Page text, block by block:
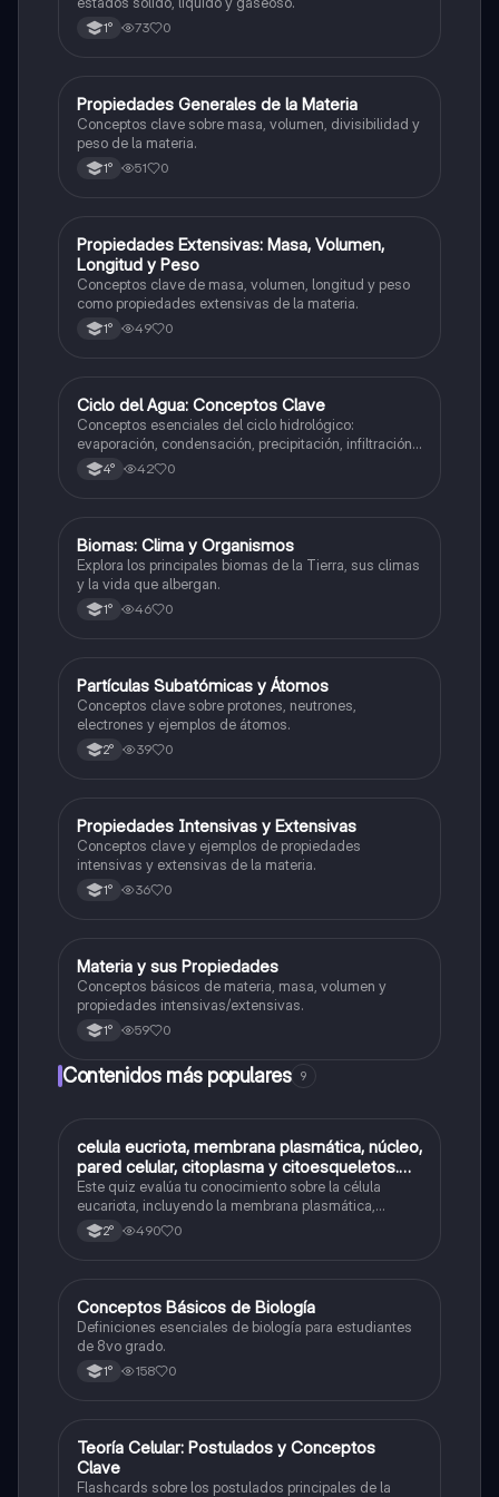
1° 73 0
PCiencias Naturales
Propiedades Generales de la Materia
Conceptos clave sobre masa, volumen, divisibilidad y
peso de la materia.
1° 51 0
PCiencias Naturales
Propiedades Extensivas: Masa, Volumen,
Longitud y Peso
Conceptos clave de masa, volumen, longitud y peso
como propiedades extensivas de la materia.
1° 49 0
CCiencias Naturales
Ciclo del Agua: Conceptos Clave
Conceptos esenciales del ciclo hidrológico:
evaporación, condensación, precipitación, infiltración
y transpiración.
4° 42 0
BCiencias Naturales
Biomas: Clima y Organismos
Explora los principales biomas de la Tierra, sus climas
y la vida que albergan.
1° 46 0
PCiencias Naturales
Partículas Subatómicas y Átomos
Conceptos clave sobre protones, neutrones,
electrones y ejemplos de átomos.
2° 39 0
PCiencias Naturales
Propiedades Intensivas y Extensivas
Conceptos clave y ejemplos de propiedades
intensivas y extensivas de la materia.
1° 36 0
MCiencias Naturales
Materia y sus Propiedades
Conceptos básicos de materia, masa, volumen y
propiedades intensivas/extensivas.
1° 59 0
Contenidos más populares 9
CBiología
celula eucriota, membrana plasmática, núcleo,
pared celular, citoplasma y citoesqueletos.
nombre se las partes de la celula eucariota
Este quiz evalúa tu conocimiento sobre la célula
eucariota, incluyendo la membrana plasmática,
núcleo, pared celular, citoplasma y citoesqueleto.
2° 490 0
CBiología
Conceptos Básicos de Biología
Definiciones esenciales de biología para estudiantes
de 8vo grado.
1° 158 0
TBiología
Teoría Celular: Postulados y Conceptos
Clave
Flashcards sobre los postulados principales de la